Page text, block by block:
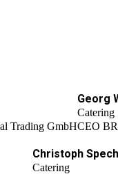
Trading GmbH
Georg
Catering
CEO
Christoph
Catering